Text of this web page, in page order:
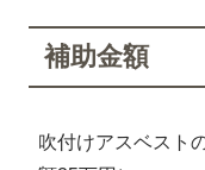
補助金額
吹付けアスベスト